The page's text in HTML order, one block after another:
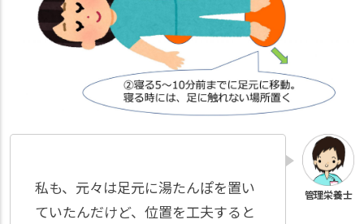
私も、元々は足元に湯たんぽを置い
ていたんだけど、位置を工夫すると